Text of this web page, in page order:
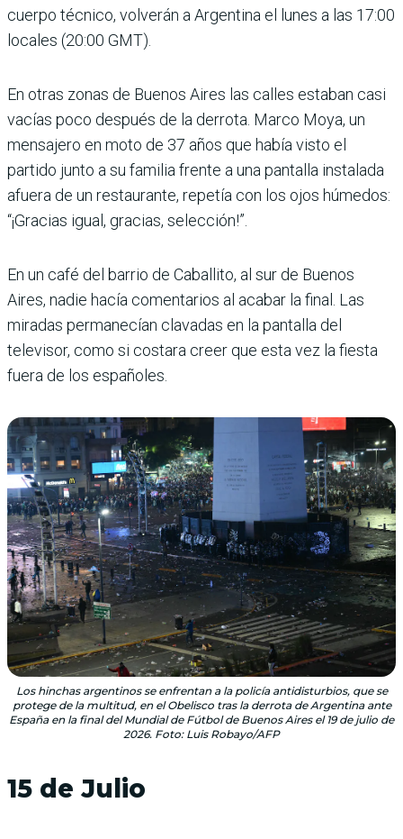
cuerpo técnico, volverán a Argentina el lunes a las 17:00
locales (20:00 GMT).
En otras zonas de Buenos Aires las calles estaban casi
vacías poco después de la derrota. Marco Moya, un
mensajero en moto de 37 años que había visto el
partido junto a su familia frente a una pantalla instalada
afuera de un restaurante, repetía con los ojos húmedos:
“¡Gracias igual, gracias, selección!”.
En un café del barrio de Caballito, al sur de Buenos
Aires, nadie hacía comentarios al acabar la final. Las
miradas permanecían clavadas en la pantalla del
televisor, como si costara creer que esta vez la fiesta
fuera de los españoles.
Los hinchas argentinos se enfrentan a la policía antidisturbios, que se
protege de la multitud, en el Obelisco tras la derrota de Argentina ante
España en la final del Mundial de Fútbol de Buenos Aires el 19 de julio de
2026. Foto: Luis Robayo/AFP
15 de Julio